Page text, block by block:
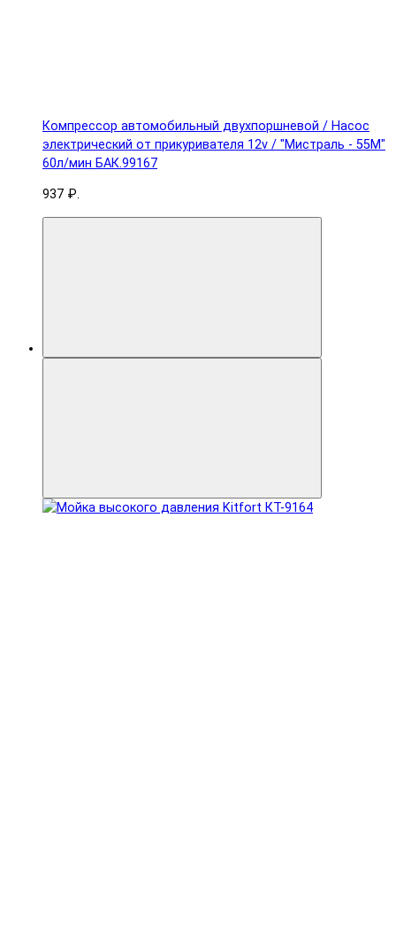
Компрессор автомобильный двухпоршневой / Насос
электрический от прикуривателя 12v / "Мистраль - 55М"
60л/мин БАК.99167
937 ₽.